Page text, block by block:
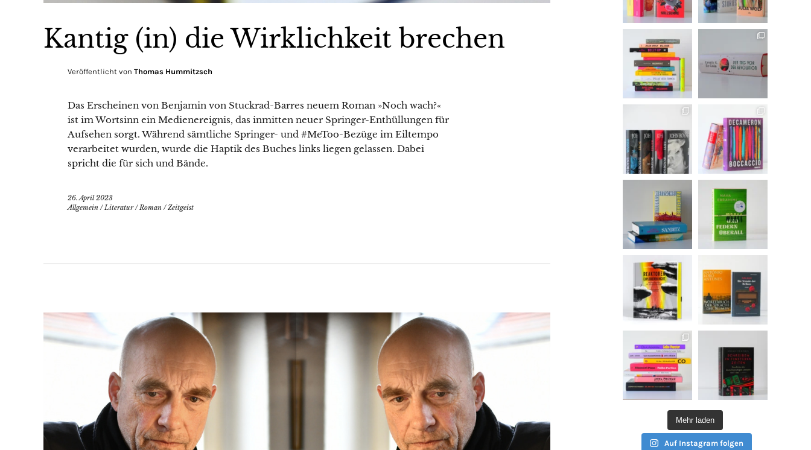
Kantig (in) die Wirklichkeit brechen
Veröffentlicht von Thomas Hummitzsch
Das Erscheinen von Benjamin von Stuckrad-Barres neuem Roman »Noch wach?«
ist im Wortsinn ein Medienereignis, das inmitten neuer Springer-Enthüllungen für
Aufsehen sorgt. Während sämtliche Springer- und #MeToo-Bezüge im Eiltempo
verarbeitet wurden, wurde die Haptik des Buches links liegen gelassen. Dabei
spricht die für sich und Bände.
26. April 2023
Allgemein /Literatur/Roman /Zeitgeist
Mehr laden
Auf Instagram folgen